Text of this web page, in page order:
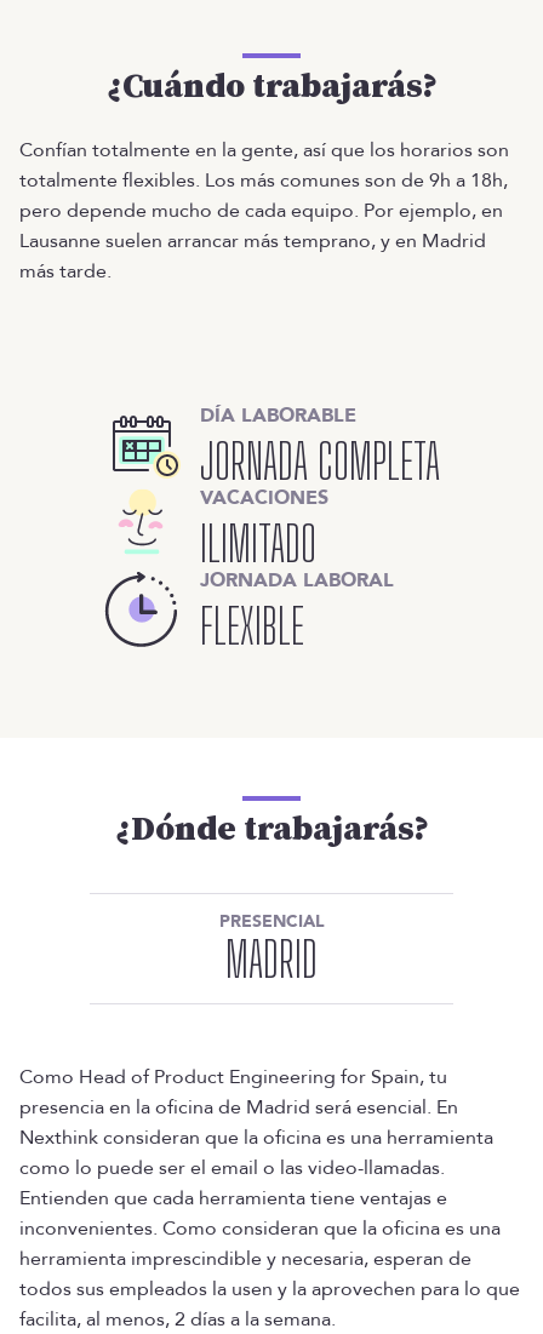
¿Cuándo trabajarás?
Confían totalmente en la gente, así que los horarios son
totalmente flexibles. Los más comunes son de 9h a 18h,
pero depende mucho de cada equipo. Por ejemplo, en
Lausanne suelen arrancar más temprano, y en Madrid
más tarde.
DÍA LABORABLE
JORNADA COMPLETA
VACACIONES
ILIMITADO
JORNADA LABORAL
FLEXIBLE
¿Dónde trabajarás?
PRESENCIAL
MADRID
Como Head of Product Engineering for Spain, tu
presencia en la oficina de Madrid será esencial. En
Nexthink consideran que la oficina es una herramienta
como lo puede ser el email o las video-llamadas.
Entienden que cada herramienta tiene ventajas e
inconvenientes. Como consideran que la oficina es una
herramienta imprescindible y necesaria, esperan de
todos sus empleados la usen y la aprovechen para lo que
facilita, al menos, 2 días a la semana.